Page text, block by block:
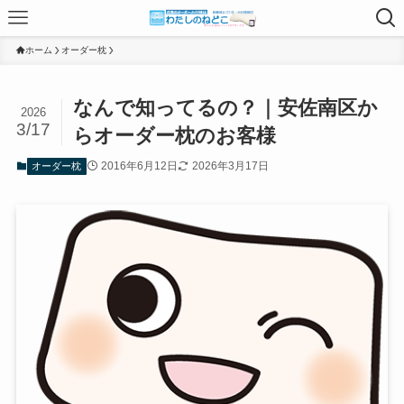
ホーム オーダー枕
なんで知ってるの？｜安佐南区か
らオーダー枕のお客様
2026
3/17
オーダー枕 2016年6月12日 2026年3月17日